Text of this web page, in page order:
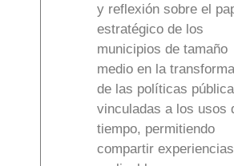
y reflexión sobre el
estratégico de los
municipios de tamaño
medio en la
de las políticas
vinculadas a los usos
tiempo, permitiendo
compartir experiencias